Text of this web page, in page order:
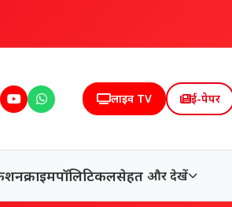
लाइव TV ई-पेपर
क्राइमपॉलिटिकलसेहत और देखें